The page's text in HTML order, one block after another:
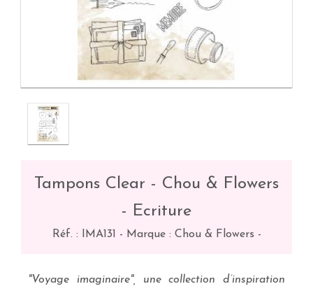
Tampons Clear - Chou & Flowers
- Ecriture
Réf. : IMA131 - Marque : Chou & Flowers -
"Voyage imaginaire", une collection d’inspiration